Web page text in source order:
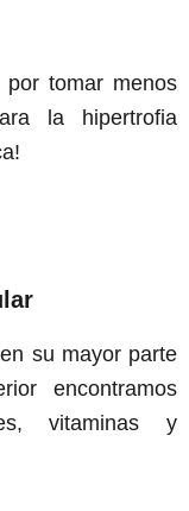
tomar menos
la hipertrofia
su mayor parte
encontramos
vitaminas y